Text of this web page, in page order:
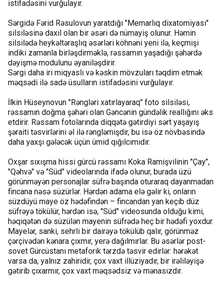
istifadəsini vurğulayır.
Sərgidə Fərid Rəsulovun yaratdığı "Memarlıq dixatomiyası"
silsiləsinə daxil olan bir əsəri də nümayiş olunur. Həmin
silsilədə heykəltəraşlıq əsərləri köhnəni yeni ilə, keçmişi
indiki zamanla birləşdirməklə, rəssamın yaşadığı şəhərdə
dəyişmə modulunu əyaniləşdirir.
Sərgi daha iri miqyaslı və kəskin mövzuları təqdim etmək
məqsədi ilə sadə üsulların istifadəsini vurğulayır.
İlkin Hüseynovun "Rəngləri xatırlayaraq" foto silsiləsi,
rəssamın doğma şəhəri olan Gəncənin gündəlik reallığını əks
etdirir. Rəssam fotolarında diqqətə gətirdiyi sərt yaşayış
şəraiti təsvirlərini əl ilə rəngləmişdir, bu isə öz növbəsində
daha yaxşı gələcək üçün ümid qığılcımıdır.
Oxşar sıxışma hissi gürcü rəssamı Koka Ramişvilinin "Çay",
"Qəhvə" və "Süd" videolarında ifadə olunur, burada üzü
görünməyən personajlar süfrə başında oturaraq dayanmadan
fincana nəsə süzürlər. Hərdən adama elə gəlir ki, onların
süzdüyü maye öz hədəfindən – fincandan yan keçib düz
süfrəyə tökülür, hərdən isə, "Süd" videosunda olduğu kimi,
həqiqətən də süzülən mayenin süfrədə heç bir hədəfi yoxdur.
Mayelər, sanki, sehrli bir dairəyə tökülüb qalır, görünməz
çərçivədən kənara çıxmır, yerə dağılmırlar. Bu əsərlər post-
sovet Gürcüstanı metaforik tərzdə təsvir edirlər: hərəkət
varsa da, yalnız zahiridir, çox vaxt illüziyadır, bir irəliləyişə
gətirib çıxarmır, çox vaxt məqsədsiz və mənasızdır.